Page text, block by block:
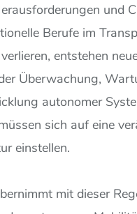
und
Berufe im
entstehen
Überwachung,
autonomer
sich auf eine
einstellen.
mit dieser